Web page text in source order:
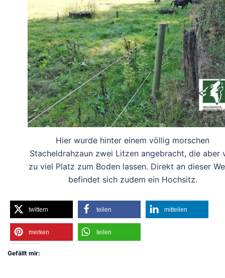
Hier wurde hinter einem völlig morschen
Stacheldrahzaun zwei Litzen angebracht, die aber
zu viel Platz zum Boden lassen. Direkt an dieser
befindet sich zudem ein Hochsitz.
twittern teilen mitteilen
merken teilen
Gefällt mir: